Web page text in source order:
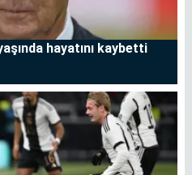
hayatını kaybetti